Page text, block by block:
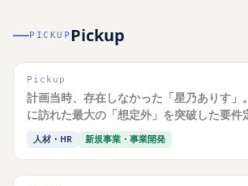
PICKUP Pickup
Pickup
計画当時、存在しなかった「星乃ありす」
に訪れた最大の「想定外」を突破した要件
人材・HR 新規事業・事業開発